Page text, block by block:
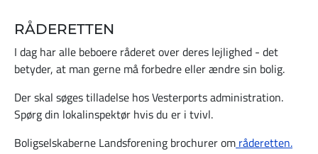
RÅDERETTEN
I dag har alle beboere råderet over deres lejlighed - det
betyder, at man gerne må forbedre eller ændre sin bolig.
Der skal søges tilladelse hos Vesterports administration.
Spørg din lokalinspektør hvis du er i tvivl.
Boligselskaberne Landsforening brochurer om råderetten.